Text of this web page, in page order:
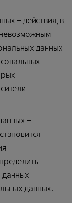
– действия, в
невозможным
данных
–
данных
данных.